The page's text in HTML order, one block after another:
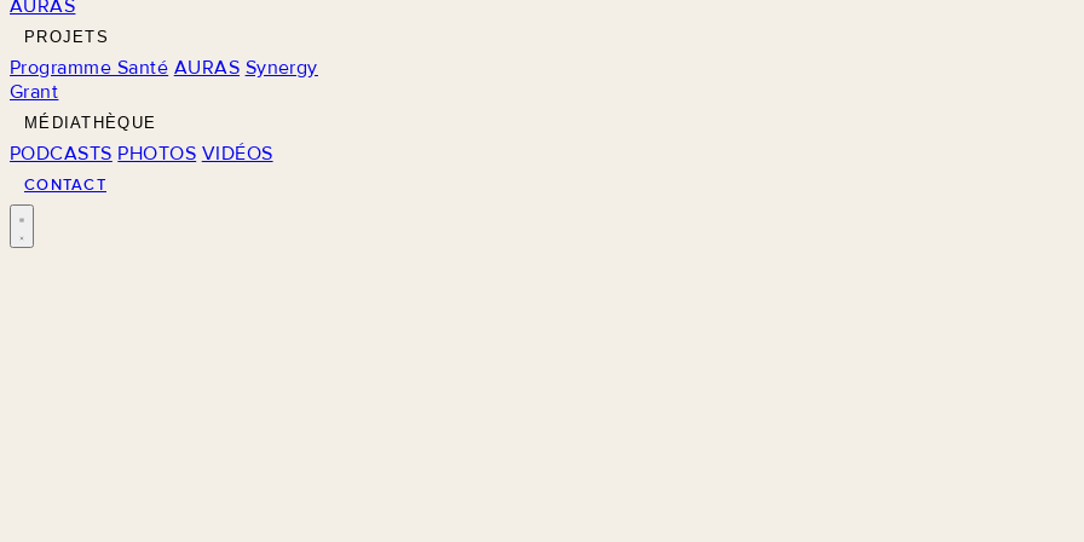
AURAS
PROJETS
Programme Santé AURAS Synergy
Grant
MÉDIATHÈQUE
PODCASTS PHOTOS VIDÉOS
CONTACT